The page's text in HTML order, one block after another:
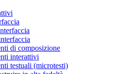
di composizione
interattivi
testuali (microtesti)